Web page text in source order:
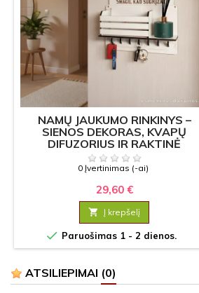
NAMŲ JAUKUMO RINKINYS –
SIENOS DEKORAS, KVAPŲ
DIFUZORIUS IR RAKTINĖ
0 Įvertinimas (-ai)
29,60 €
 Į krepšelį
 Paruošimas 1 - 2 dienos.
ATSILIEPIMAI (0)